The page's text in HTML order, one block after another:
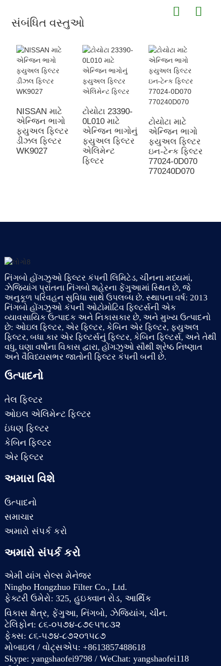
સંબંધિત વસ્તુઓ
NISSAN માટે
એન્જિન ભાગો
ફ્યુઅલ ફિલ્ટર
ડીઝલ ફિલ્ટર
WK9027
ટોયોટા 23390-
0L010 માટે
એન્જિન ભાગોનું
ફ્યુઅલ ફિલ્ટર
એલિમેન્ટ
ફિલ્ટર
ટોયોટા માટે
એન્જિન ભાગો
ફ્યુઅલ ફિલ્ટર
ઇન-ટેન્ક ફિલ્ટર
77024-0D070
770240D070
નિંગબો હોંગઝુઓ ફિલ્ટર કંપની લિમિટેડ, ચીનના મધ્યમાં,
ઝેજિયાંગ પ્રાંતના નિંગબો શહેરના ફેંગુઆમાં સ્થિત છે, જે
અનુકૂળ પરિવહન સુવિધા સાથે ઉપલબ્ધ છે. સ્થાપના વર્ષ: 2013
નિંગબો હોંગઝુઓ કંપની ઓટોમોટિવ ફિલ્ટર્સની એક
વ્યાવસાયિક ઉત્પાદક અને નિકાસકાર છે, અને મુખ્ય ઉત્પાદનો
છે: ઓઇલ ફિલ્ટર, એર ફિલ્ટર, કેબિન એર ફિલ્ટર, ફ્યુઅલ
ફિલ્ટર, બધા કાર એર ફિલ્ટર્સનું ફિલ્ટર, કેબિન ફિલ્ટર્સ, અને તેથી
વધુ, ઘણા વર્ષોના વિકાસ દ્વારા, હોંગઝુઓ સૌથી શ્રેષ્ઠ નિષ્ણાત
અને વૈવિધ્યસભર જાતોની ફિલ્ટર કંપની બની છે.
ઉત્પાદનો
તેલ ફિલ્ટર
ઓઇલ એલિમેન્ટ ફિલ્ટર
ઇંધણ ફિલ્ટર
કેબિન ફિલ્ટર
એર ફિલ્ટર
અમારા વિશે
ઉત્પાદનો
સમાચાર
અમારો સંપર્ક કરો
અમારો સંપર્ક કરો
એમી યાંગ સેલ્સ મેનેજર
Ningbo Hongzhuo Filter Co., Ltd.
ફેક્ટરી ઉમેરો: 325, હુઇક્વાન રોડ, આર્થિક
વિકાસ ક્ષેત્ર, ફેંગુઆ, નિંગબો, ઝેજિયાંગ, ચીન.
ટેલિફોન: ૮૬-૦૫૭૪-૮૭૯૫૧૮૩૨
ફેક્સ: ૮૬-૫૭૪-૮૭૨૦૧૫૮૭
મોબાઇલ / વોટ્સએપ: +8613857488618
Skype: yangshaofei9798 / WeChat: yangshaofei118